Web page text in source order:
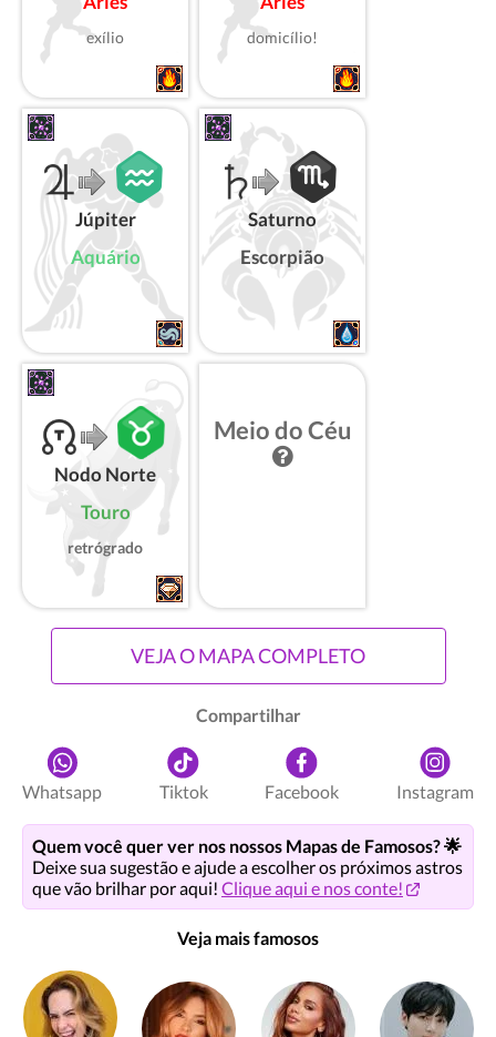
exílio domicílio!
Júpiter
Aquário
Saturno
Escorpião
Nodo Norte
Touro
retrógrado
Meio do Céu
VEJA O MAPA COMPLETO
Compartilhar
Whatsapp Tiktok Facebook Instagram
Quem você quer ver nos nossos Mapas de Famosos? 🌟
Deixe sua sugestão e ajude a escolher os próximos astros
que vão brilhar por aqui! Clique aqui e nos conte!
Veja mais famosos